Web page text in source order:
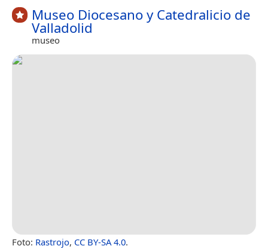
Museo Diocesano y Catedralicio de
Valladolid
museo
Foto: Rastrojo, CC BY-SA 4.0.